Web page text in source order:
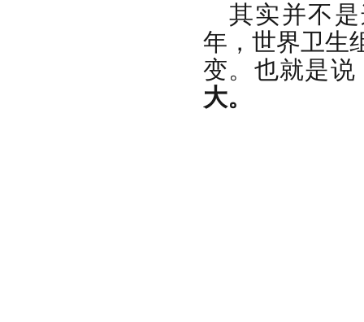
其实并不
年，世界卫生
变。也就是说
大。